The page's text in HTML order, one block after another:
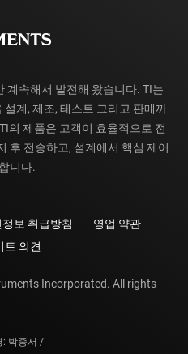
계속해서 발전해 왔습니다. TI는
계, 제조, 테스트 그리고 판매까
의 제품은 고객이 효율적으로 전
후 전송하고, 설계에서 핵심 제어
니다.
정보 취급방침
영업 약관
트 의견
Incorporated. All rights
: 박중서 /